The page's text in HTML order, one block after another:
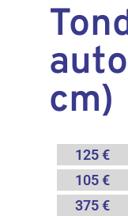
cm)
125 €
105 €
375 €